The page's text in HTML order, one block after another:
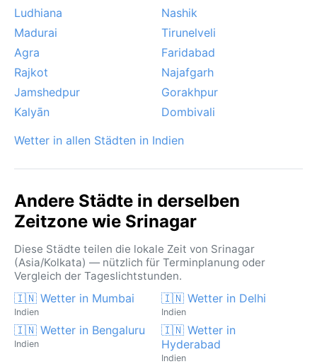
Regenschatten liegt. Statt tropischer Gewitter sorgen
gelegentlich westliche Störungen im Winter für
ergiebige Schneefälle, die die umliegenden Berge in
ein Paradies für Wintersportler verwandeln.
Ludhiana
Nashik
Madurai
Tirunelveli
Agra
Faridabad
Rajkot
Najafgarh
Jamshedpur
Gorakhpur
Kalyān
Dombivali
Wetter in allen Städten in Indien
Andere Städte in derselben
Zeitzone wie Srinagar
Diese Städte teilen die lokale Zeit von Srinagar
(Asia/Kolkata) — nützlich für Terminplanung oder
Vergleich der Tageslichtstunden.
🇮🇳 Wetter in Mumbai
Indien
🇮🇳 Wetter in Delhi
Indien
🇮🇳 Wetter in Bengaluru
Indien
🇮🇳 Wetter in
Hyderabad
Indien